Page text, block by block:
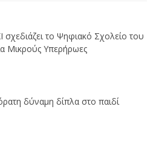
το Ψηφιακό Σχολείο του
Μικρούς Υπερήρωες
δύναμη δίπλα στο παιδί